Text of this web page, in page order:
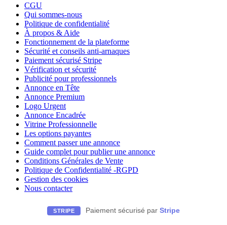
CGU
Qui sommes-nous
Politique de confidentialité
À propos & Aide
Fonctionnement de la plateforme
Sécurité et conseils anti-arnaques
Paiement sécurisé Stripe
Vérification et sécurité
Publicité pour professionnels
Annonce en Tête
Annonce Premium
Logo Urgent
Annonce Encadrée
Vitrine Professionnelle
Les options payantes
Comment passer une annonce
Guide complet pour publier une annonce
Conditions Générales de Vente
Politique de Confidentialité -RGPD
Gestion des cookies
Nous contacter
STRIPE Paiement sécurisé par Stripe